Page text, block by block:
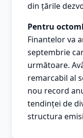
din țările
Pentru
Finantelor va
septembrie
următoare.
remarcabil al
nou record
tendinței de
structura